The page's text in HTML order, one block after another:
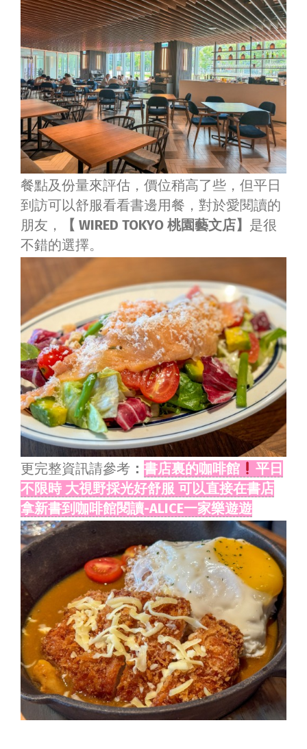
餐點及份量來評估，價位稍高了些，但平日
到訪可以舒服看看書邊用餐，對於愛閱讀的
朋友，
【 WIRED TOKYO 桃園藝文店】 是很
不錯的選擇。
更完整資訊請參考 ： 書店裏的咖啡館
平日
不限時 大視野採光好舒服 可以直接在書店
拿新書到咖啡館閱讀-ALICE一家樂遊遊